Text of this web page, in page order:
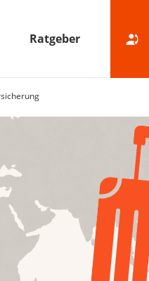
Ratgeber